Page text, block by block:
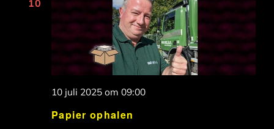
10
Papier ophalen
10 juli 2025 om 09:00